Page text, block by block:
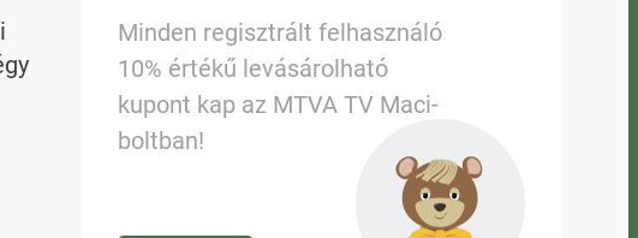
Minden regisztrált felhasználó
10% értékű levásárolható
kupont kap az MTVA TV Maci-
boltban!